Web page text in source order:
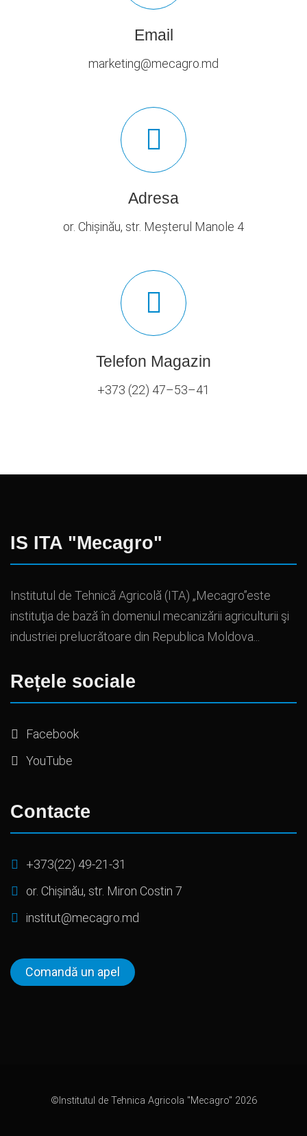
Email
marketing@mecagro.md
Adresa
or. Chișinău, str. Meșterul Manole 4
Telefon Magazin
+373 (22) 47–53–41
IS ITA "Mecagro"
Institutul de Tehnică Agricolă (ITA) „Mecagro”este
instituţia de bază în domeniul mecanizării agriculturii şi
industriei prelucrătoare din Republica Moldova...
Rețele sociale
Facebook
YouTube
Contacte
+373(22) 49-21-31
or. Chișinău, str. Miron Costin 7
institut@mecagro.md
Comandă un apel
©Institutul de Tehnica Agricola "Mecagro" 2026